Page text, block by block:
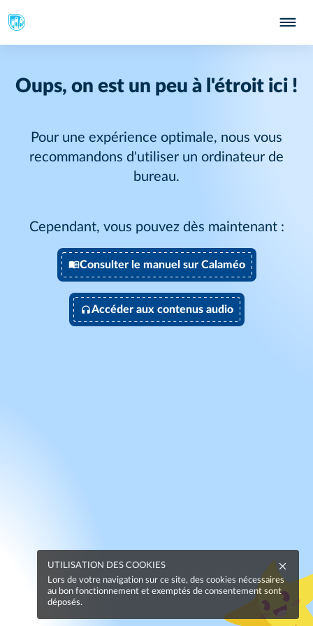
Oups, on est un peu à l'étroit ici !
Pour une expérience optimale, nous vous
recommandons d'utiliser un ordinateur de
bureau.
Cependant, vous pouvez dès maintenant :
Consulter le manuel sur Calaméo
Accéder aux contenus audio
UTILISATION DES COOKIES
Lors de votre navigation sur ce site, des cookies nécessaires
au bon fonctionnement et exemptés de consentement sont
déposés.